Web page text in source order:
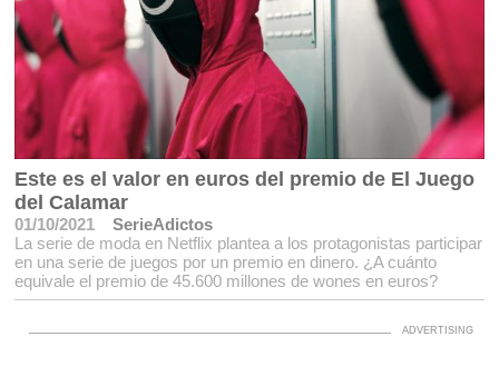
Este es el valor en euros del premio de El Juego
del Calamar
01/10/2021
SerieAdictos
La serie de moda en Netflix plantea a los protagonistas participar
en una serie de juegos por un premio en dinero. ¿A cuánto
equivale el premio de 45.600 millones de wones en euros?